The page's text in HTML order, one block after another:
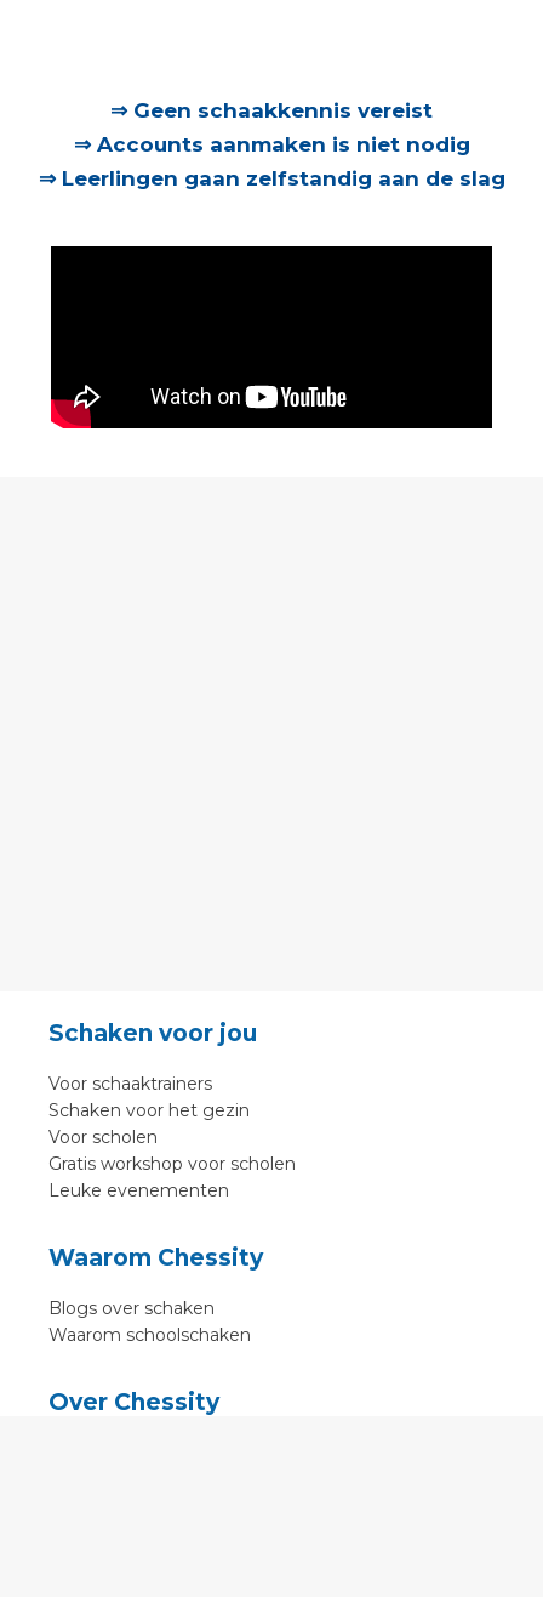
⇒ Geen schaakkennis vereist
⇒ Accounts aanmaken is niet nodig
⇒ Leerlingen gaan zelfstandig aan de slag
Schaken voor jou
Voor schaaktrainers
Schaken voor het gezin
Voor scholen
Gratis workshop voor scholen
Leuke evenementen
Waarom Chessity
Blogs over schaken
Waarom schoolschaken
Over Chessity